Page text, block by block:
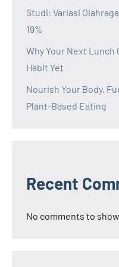
Studi: Variasi
19%
Why Your Next Lunch
Habit Yet
Nourish Your Body,
Plant-Based Eating
Recent
No comments to show.